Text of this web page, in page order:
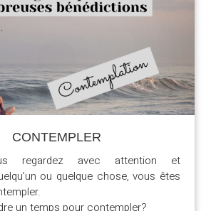
CONTEMPLER
regardez avec attention et
ou quelque chose, vous êtes
un temps pour contempler?